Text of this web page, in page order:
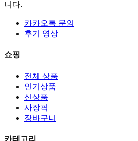
니다.
카카오톡 문의
후기 영상
쇼핑
전체 상품
인기상품
신상품
사장픽
장바구니
카테고리